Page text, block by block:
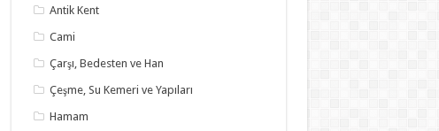
Antik Kent
Cami
Çarşı, Bedesten ve Han
Çeşme, Su Kemeri ve Yapıları
Hamam